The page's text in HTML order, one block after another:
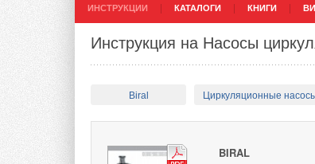
ИНСТРУКЦИИ КАТАЛОГИ КНИГИ
Инструкция на Насосы
Biral Циркуляционные
BIRAL